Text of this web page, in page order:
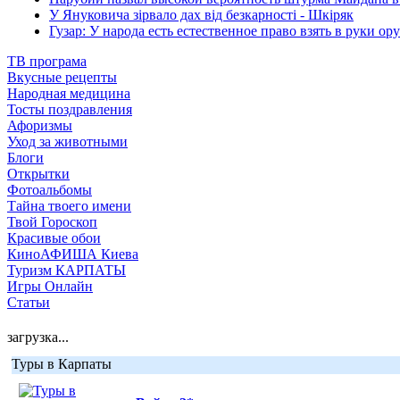
У Януковича зірвало дах від безкарності - Шкіряк
Гузар: У народа есть естественное право взять в руки
ТВ програма
Вкусные рецепты
Народная медицина
Тосты поздравления
Афоризмы
Уход за животными
Блоги
Открытки
Фотоальбомы
Тайна твоего имени
Твой Гороскоп
Красивые обои
КиноАФИША Киева
Туризм КАРПАТЫ
Игры Онлайн
Статьи
загрузка...
Туры в Карпаты